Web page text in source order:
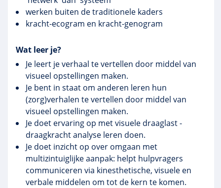
werken buiten de traditionele kaders
kracht-ecogram en kracht-genogram
Wat leer je?
Je leert je verhaal te vertellen door middel van
visueel opstellingen maken.
Je bent in staat om anderen leren hun
(zorg)verhalen te vertellen door middel van
visueel opstellingen maken.
Je doet ervaring op met visuele draaglast -
draagkracht analyse leren doen.
Je doet inzicht op over omgaan met
multizintuiglijke aanpak: helpt hulpvragers
communiceren via kinesthetische, visuele en
verbale middelen om tot de kern te komen.